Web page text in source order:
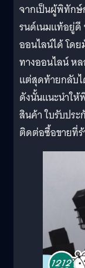
จากเป็นผู้พิทัก
รนด์เนมแท้อยู่ดี
ออนไลน์ได้ โด
ทางออนไลน์ ห
แต่สุดท้ายกลับ
ดังนั้นแนะนำใ
สินค้า ใบรับปร
ติดต่อซื้อขายที่